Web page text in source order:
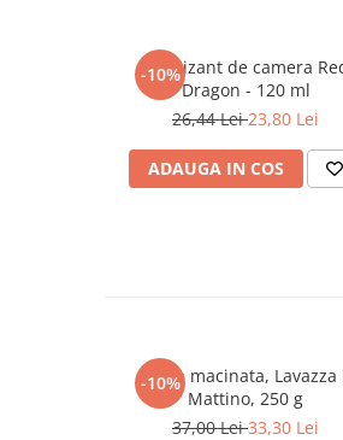
Crime, Thriller, Mistery
Literatura Romana
Literatura Universala
Senzatii/Suspans
Senzatii/Thriller
-10%
Odorizant de camera
Dragon - 120 ml
26,44 Lei23,80 Lei
ADAUGA IN COS
-10%
Cafea macinata, Lavazza
Mattino, 250 g
37,00 Lei33,30 Lei